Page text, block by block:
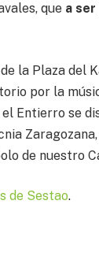
que a
la Plaza del
por la
Entierro se
de nuestro
de Sestao.